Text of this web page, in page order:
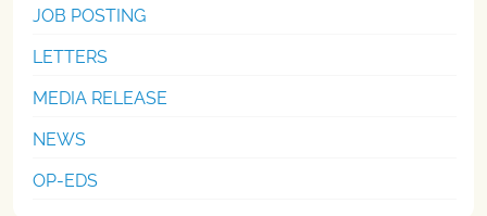
JOB POSTING
LETTERS
MEDIA RELEASE
NEWS
OP-EDS